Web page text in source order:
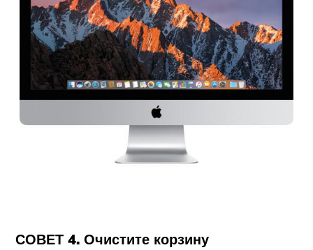
СОВЕТ 4. Очистите корзину